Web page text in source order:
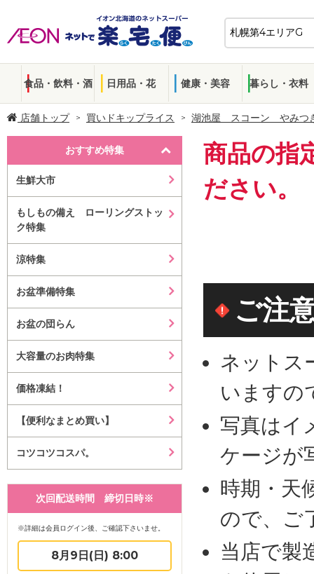
食品・飲料・酒 日用品・花 健康・美容 暮らし・衣料
店舗トップ 買いドキップライス 湖池屋 スコーン やみつ
おすすめ特集
生鮮大市
もしもの備え ローリングストッ
ク特集
涼特集
お盆準備特集
お盆の団らん
大容量のお肉特集
価格凍結！
【便利なまとめ買い】
コツコツコスパ。
次回配送時間 締切日時※
※詳細は会員ログイン後、ご確認下さいませ。
8月9日(日) 8:00
商品の指
ださい。
ご注
ネットス
いますの
写真はイ
ケージが
時期・天
ので、ご
当店で製